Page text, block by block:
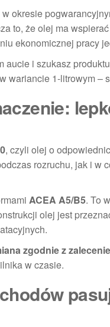
okresie
to, że olej ma
ekonomicznej pracy
i szukasz
wariancie 1-litrowym
, czyli olej o
rozruchu, jak i w
ACEA A5/B5. To
olej jest
zgodnie z
w czasie.